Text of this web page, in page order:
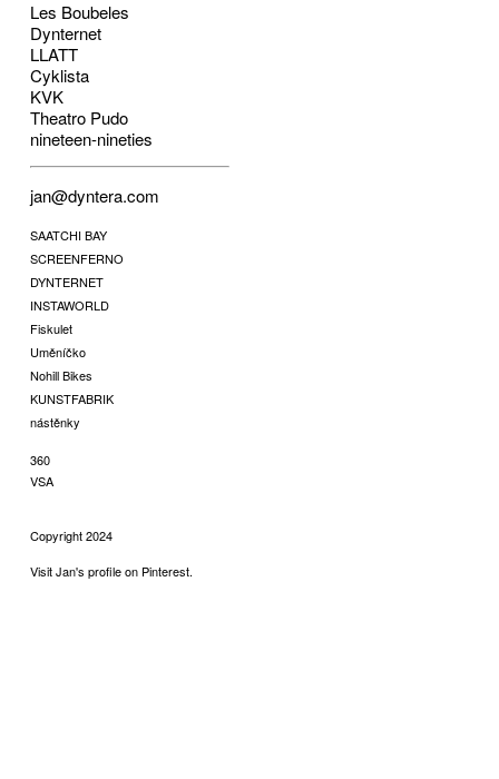
Les Boubeles
Dynternet
LLATT
Cyklista
KVK
Theatro Pudo
nineteen-nineties
jan@dyntera.com
SAATCHI BAY
SCREENFERNO
DYNTERNET
INSTAWORLD
Fiskulet
Uměníčko
Nohill Bikes
KUNSTFABRIK
nástěnky
360
VSA
Copyright 2024
Visit Jan's profile on Pinterest.